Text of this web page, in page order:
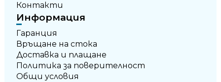
Контакти
Информация
Гаранция
Връщане на стока
Доставка и плащане
Политика за поверителност
Общи условия